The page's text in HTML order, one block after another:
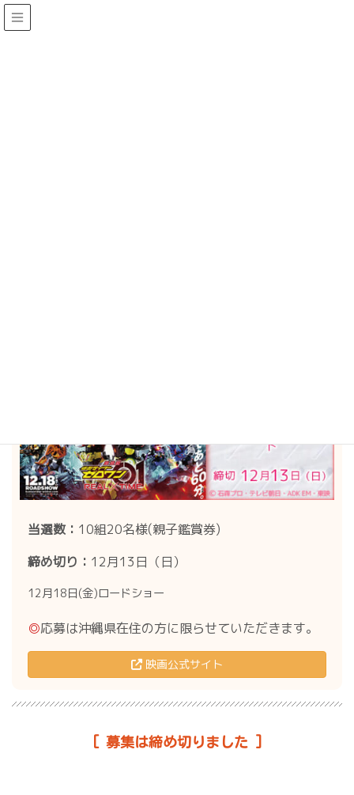
当選数： 10組20名様(親子鑑賞券)
締め切り： 12月13日（日）
12月18日(金)ロードショー
◎応募は沖縄県在住の方に限らせていただきます｡
映画公式サイト
[ 募集は締め切りました ]